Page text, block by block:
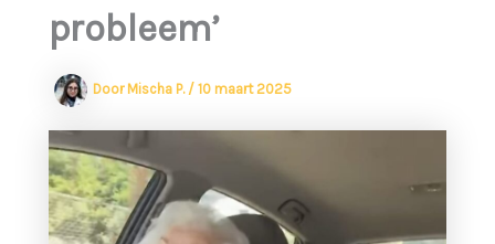
probleem’
Door Mischa P. /10 maart 2025